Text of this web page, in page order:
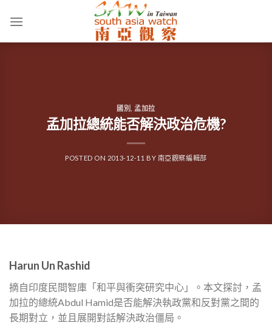
國別 孟加拉
孟加拉總統能否解決政治危機?
POSTED ON 2013-12-11 BY 南亞觀察編輯部
Harun Un Rashid
摘自印度民間智庫「和平與衝突研究中心」。本文探討，孟
加拉的總統Abdul Hamid是否能解決執政黨和反對黨之間的
長期對立，並且展開對話解決政治僵局。